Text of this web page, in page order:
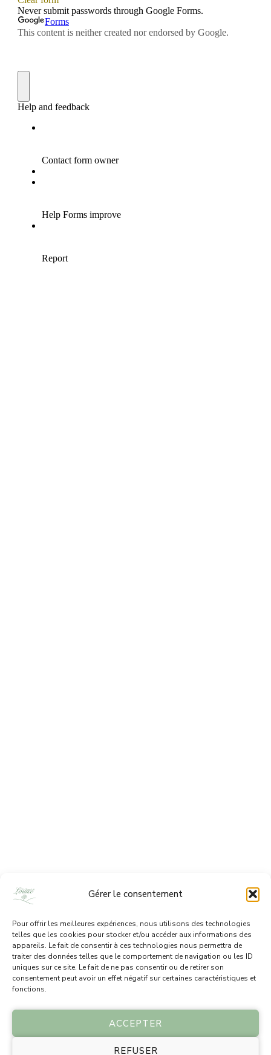
Gérer le consentement
Pour offrir les meilleures expériences, nous utilisons des technologies
telles que les cookies pour stocker et/ou accéder aux informations des
appareils. Le fait de consentir à ces technologies nous permettra de
traiter des données telles que le comportement de navigation ou les ID
uniques sur ce site. Le fait de ne pas consentir ou de retirer son
consentement peut avoir un effet négatif sur certaines caractéristiques et
fonctions.
ACCEPTER
REFUSER
réservés. Photos : Sacha ROBERT et le Champ de
Louise.
Politique de cookies